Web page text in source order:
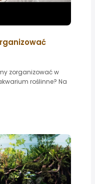
zorganizować w
roślinne? Na